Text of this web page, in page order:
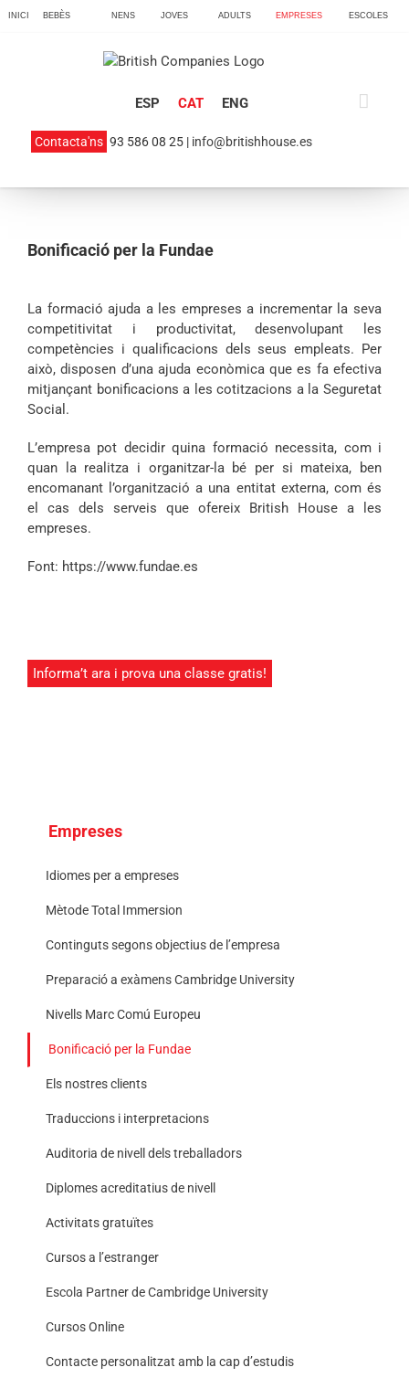
Skip
INICI BEBÈS NENS JOVES ADULTS EMPRESES ESCOLES
ESP CAT ENG
Contacta'ns 93 586 08 25 | info@britishhouse.es
Bonificació per la Fundae
La formació ajuda a les empreses a incrementar la seva
competitivitat i productivitat, desenvolupant les
competències i qualificacions dels seus empleats. Per
això, disposen d’una ajuda econòmica que es fa efectiva
mitjançant bonificacions a les cotitzacions a la Seguretat
Social.
L’empresa pot decidir quina formació necessita, com i
quan la realitza i organitzar-la bé per si mateixa, ben
encomanant l’organització a una entitat externa, com és
el cas dels serveis que ofereix British House a les
empreses.
Font: https://www.fundae.es
Informa’t ara i prova una classe gratis!
Empreses
Idiomes per a empreses
Mètode Total Immersion
Continguts segons objectius de l’empresa
Preparació a exàmens Cambridge University
Nivells Marc Comú Europeu
Bonificació per la Fundae
Els nostres clients
Traduccions i interpretacions
Auditoria de nivell dels treballadors
Diplomes acreditatius de nivell
Activitats gratuïtes
Cursos a l’estranger
Escola Partner de Cambridge University
Cursos Online
Contacte personalitzat amb la cap d’estudis